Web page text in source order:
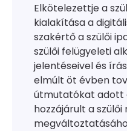
Elkötelezettje a
kialakítása a
szakértő a szülői
szülői felügyeleti
jelentéseivel és
elmúlt öt évben
útmutatókat adott
hozzájárult a